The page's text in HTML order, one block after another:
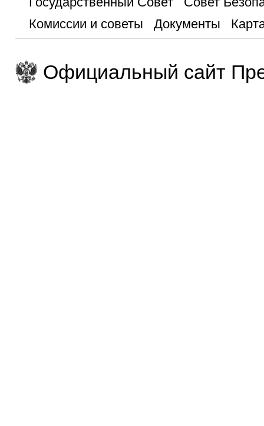
Комиссии и советы
Документы
Официальный сайт